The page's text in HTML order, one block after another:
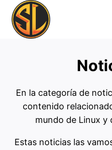
Saltar
contenido
En la categoría de
contenido
mundo de Linux y
Estas noticias las